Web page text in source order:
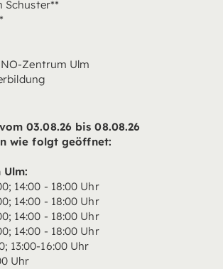
Schuster**
Zentrum Ulm
03.08.26 bis 08.08.26
wie folgt geöffnet:
Ulm:
14:00 - 18:00 Uhr
14:00 - 18:00 Uhr
14:00 - 18:00 Uhr
14:00 - 18:00 Uhr
13:00-16:00 Uhr
Uhr